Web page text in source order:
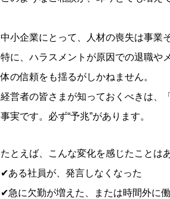
中小企業にとって、人材の喪失は事業
特に、ハラスメントが原因での退職や
体の信頼をも揺るがしかねません。
経営者の皆さまが知っておくべきは、
事実です。必ず“予兆”があります。
たとえば、こんな変化を感じたことは
✔ある社員が、発言しなくなった
✔急に欠勤が増えた、または時間外に